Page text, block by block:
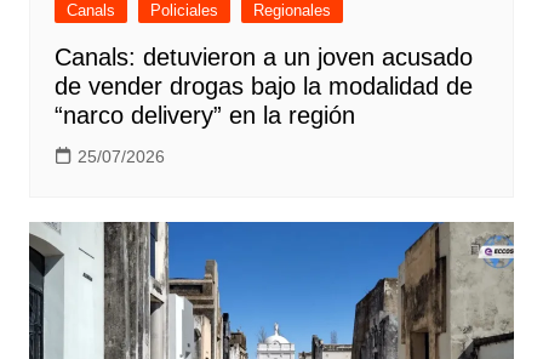
Canals Policiales Regionales
Canals: detuvieron a un joven acusado
de vender drogas bajo la modalidad de
“narco delivery” en la región
25/07/2026